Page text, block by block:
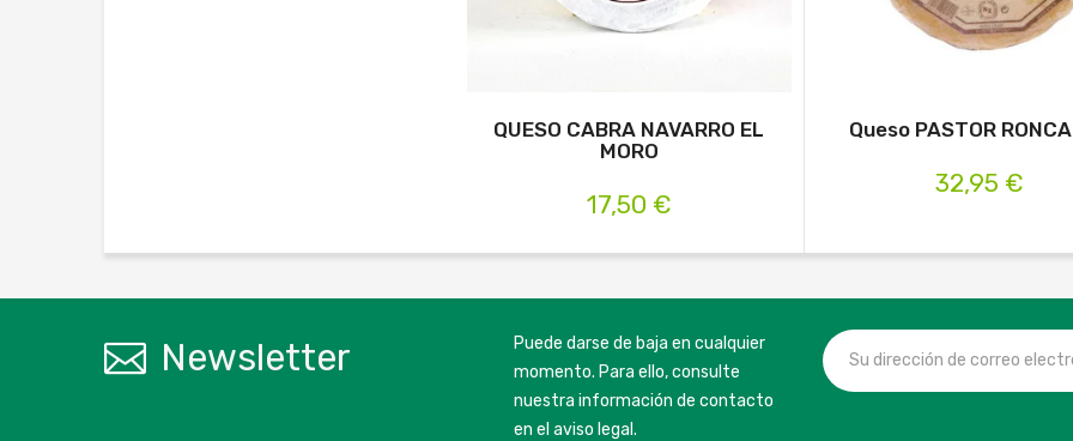
QUESO CABRA NAVARRO EL
MORO
17,50 €
Queso PASTOR
32,95 €
Newsletter
Puede darse de baja en cualquier
momento. Para ello, consulte
nuestra información de contacto
en el aviso legal.